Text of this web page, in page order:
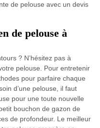
de pelouse avec un devis
de pelouse à
? N’hésitez pas à
pelouse. Pour entretenir
pour parfaire chaque
d’une pelouse, il faut
pour une toute nouvelle
bouchon de gazon de
de profondeur. Le meilleur